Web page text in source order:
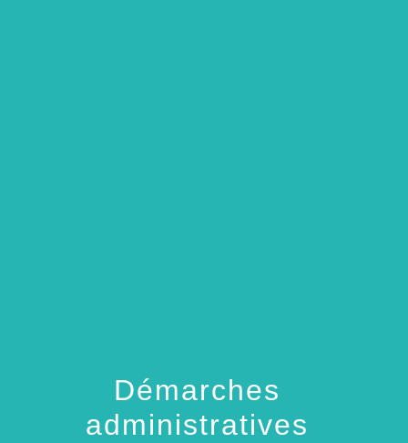
Démarches
administratives